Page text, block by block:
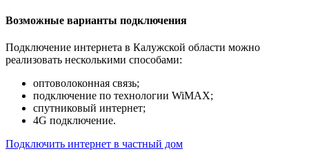
Возможные варианты подключения
Подключение интернета в Калужской области можно
реализовать несколькими способами:
оптоволоконная связь;
подключение по технологии WiMAX;
спутниковый интернет;
4G подключение.
Подключить интернет в частный дом